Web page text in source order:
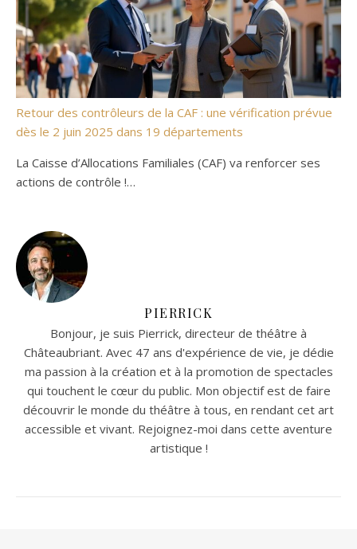
Retour des contrôleurs de la CAF : une vérification prévue
dès le 2 juin 2025 dans 19 départements
La Caisse d’Allocations Familiales (CAF) va renforcer ses
actions de contrôle !…
PIERRICK
Bonjour, je suis Pierrick, directeur de théâtre à
Châteaubriant. Avec 47 ans d'expérience de vie, je dédie
ma passion à la création et à la promotion de spectacles
qui touchent le cœur du public. Mon objectif est de faire
découvrir le monde du théâtre à tous, en rendant cet art
accessible et vivant. Rejoignez-moi dans cette aventure
artistique !